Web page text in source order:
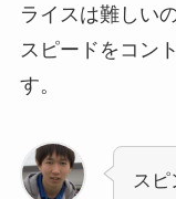
ライスは難しい
スピードをコン
す。
スピ